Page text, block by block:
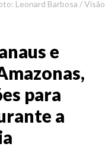
Leonard Barbosa / Visão
e
para
a